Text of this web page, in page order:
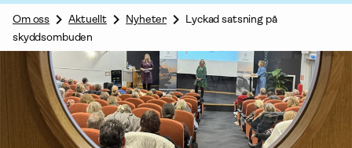
Om oss Aktuellt Nyheter
Lyckad satsning på
skyddsombuden